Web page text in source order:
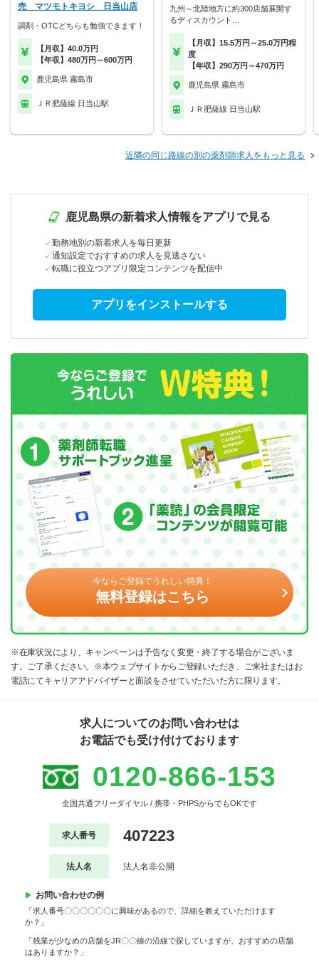
売 マツモトキヨシ 日当山店
調剤・OTCどちらも勉強できます！
【月収】40.0万円
【年収】480万円～600万円
鹿児島県 霧島市
ＪＲ肥薩線 日当山駅
九州～北陸地方に約300店舗展開す
るディスカウント…
【月収】15.5万円～25.0万円程
度
【年収】290万円～470万円
鹿児島県 霧島市
ＪＲ肥薩線 日当山駅
近隣の同じ路線の別の薬剤師求人をもっと見る
鹿児島県の新着求人情報をアプリで見る
勤務地別の新着求人を毎日更新
通知設定でおすすめの求人を見逃さない
転職に役立つアプリ限定コンテンツを配信中
アプリをインストールする
今ならご登録でうれしい特典！
無料登録はこちら
※在庫状況により、キャンペーンは予告なく変更・終了する場合がございま
す。ご了承ください。※本ウェブサイトからご登録いただき、ご来社またはお
電話にてキャリアアドバイザーと面談をさせていただいた方に限ります。
求人についてのお問い合わせは
お電話でも受け付けております
0120-866-153
全国共通フリーダイヤル / 携帯・PHPSからでもOKです
求人番号 407223
法人名 法人名非公開
お問い合わせの例
「求人番号〇〇〇〇〇〇に興味があるので、詳細を教えていただけます
か？」
「残業が少なめの店舗をJR〇〇線の沿線で探していますが、おすすめの店舗
はありますか？」